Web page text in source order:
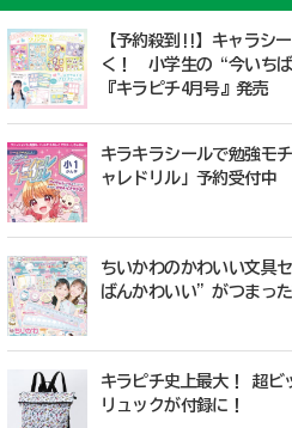
【予約殺到!!】キャラシ
く！ 小学生の“今いち
『キラピチ4月号』発売
キラキラシールで勉強
ャレドリル」予約受付中
ちいかわのかわいい文具
ばんかわいい”がつまっ
キラピチ史上最大！ 超ビ
リュックが付録に！